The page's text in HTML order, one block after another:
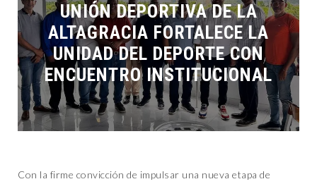
UNIÓN DEPORTIVA DE LA
ALTAGRACIA FORTALECE LA
UNIDAD DEL DEPORTE CON
ENCUENTRO INSTITUCIONAL
Con la firme convicción de impulsar una nueva etapa de